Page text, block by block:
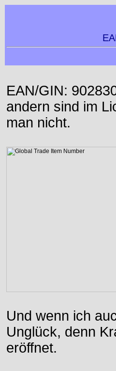
EAN/GIN:
andern sind im
man nicht.
Und wenn ich
Unglück, denn
eröffnet.